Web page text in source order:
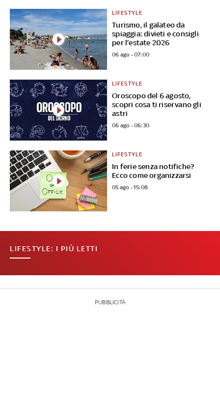
Turismo, il galateo da
spiaggia: divieti e consigli
per l’estate 2026
LIFESTYLE
06 ago - 07:00
Oroscopo del 6 agosto,
scopri cosa ti riservano gli
astri
LIFESTYLE
06 ago - 06:30
In ferie senza notifiche?
Ecco come organizzarsi
LIFESTYLE
05 ago - 15:08
LIFESTYLE: I PIÙ LETTI
PUBBLICITÀ